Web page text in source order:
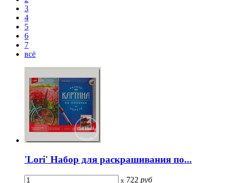
3
4
5
6
7
всё
'Lori' Набор для раскрашивания по...
x 722 руб